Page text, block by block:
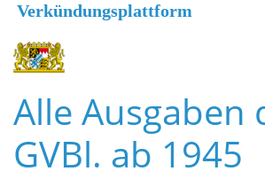
Verkündungsplattform
Alle Ausgaben
GVBl. ab 1945